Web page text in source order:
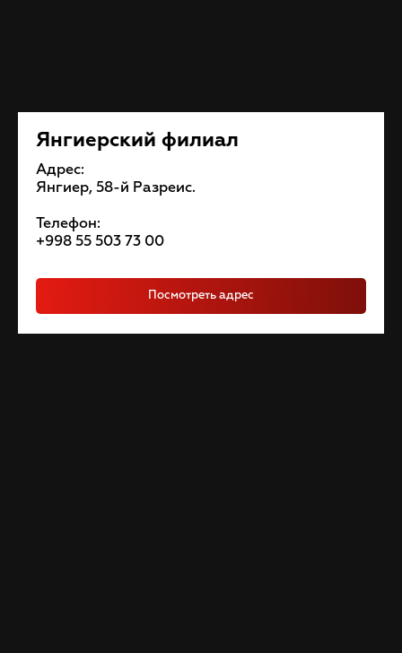
Янгиерский филиал
Адрес:
Янгиер, 58-й Разреис.
Телефон:
+998 55 503 73 00
Посмотреть адрес